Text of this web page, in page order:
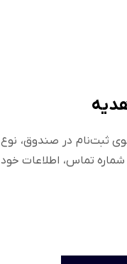
ثبت‌نام در صندوق، نوع
شماره تماس، اطلاعات خود